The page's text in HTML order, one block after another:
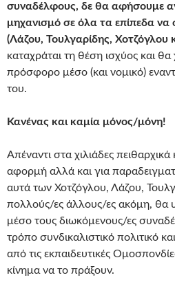
συναδέλφους, δε θα αφήσουμε
μηχανισμό σε όλα τα επίπεδα να
(Λάζου, Τουλγαρίδης, Χοτζόγλου
καταχράται τη θέση ισχύος και
πρόσφορο μέσο (και νομικό)
του.
Κανένας και καμία μόνος/μόνη!
Απέναντι στα χιλιάδες πειθαρχικά
αφορμή αλλά και για
αυτά των Χοτζόγλου, Λάζου,
πολλούς/ες άλλους/ες ακόμη, θα
μέσο τους διωκόμενους/ες
τρόπο συνδικαλιστικό πολιτικό
από τις εκπαιδευτικές
κίνημα να το πράξουν.